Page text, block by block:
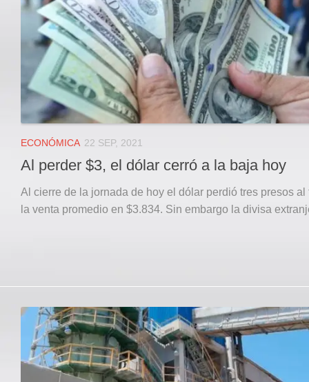
ECONÓMICA 22 SEP, 2021
Al perder $3, el dólar cerró a la baja hoy
Al cierre de la jornada de hoy el dólar perdió tres presos al
la venta promedio en $3.834. Sin embargo la divisa